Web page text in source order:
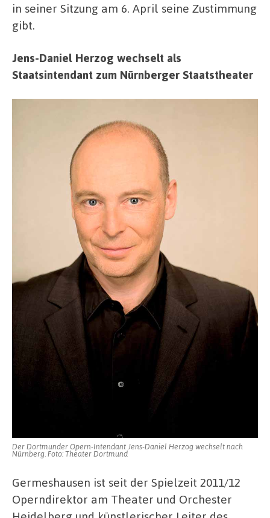
in seiner Sitzung am 6. April seine Zustimmung
gibt.
Jens-Daniel Herzog wechselt als
Staatsintendant zum Nürnberger Staatstheater
Der Dortmunder Opern-Intendant Jens-Daniel Herzog wechselt nach
Nürnberg. Foto: Theater Dortmund
Germeshausen ist seit der Spielzeit 2011/12
Operndirektor am Theater und Orchester